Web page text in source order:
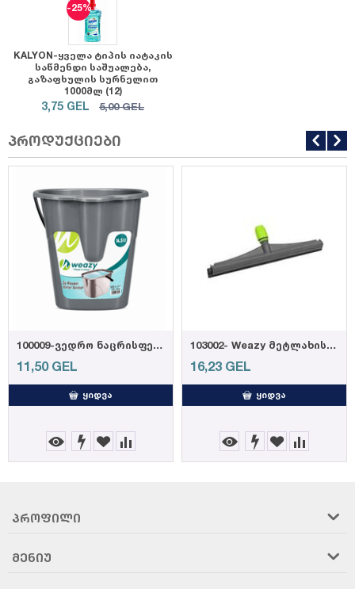
-25%
KALYON-ყველა ტიპის იატაკის
საწმენდი საშუალება,
გაზაფხულის სურნელით
1000მლ (12)
3,75 GEL 5,00 GEL
პროდუქციები
100009-ვედრო ნაცრისფერი 14,5ლ
11,50 GEL
ᲧᲘᲓᲕᲐ
103002- Weazy მეტლახის საწმენდი რეზინის პ...
16,23 GEL
ᲧᲘᲓᲕᲐ
ᲞᲠᲝᲤᲘᲚᲘ
ᲛᲔᲜᲘᲣ